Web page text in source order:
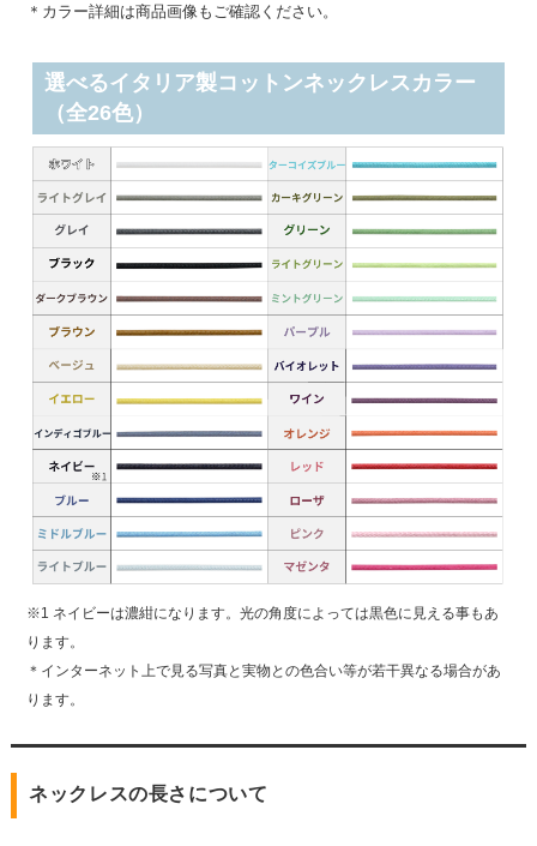
＊カラー詳細は商品画像もご確認ください。
選べるイタリア製コットンネックレスカラー
（全26色）
※1 ネイビーは濃紺になります。光の角度によっては黒色に見える事もあ
ります。
＊インターネット上で見る写真と実物との色合い等が若干異なる場合があ
ります。
ネックレスの長さについて